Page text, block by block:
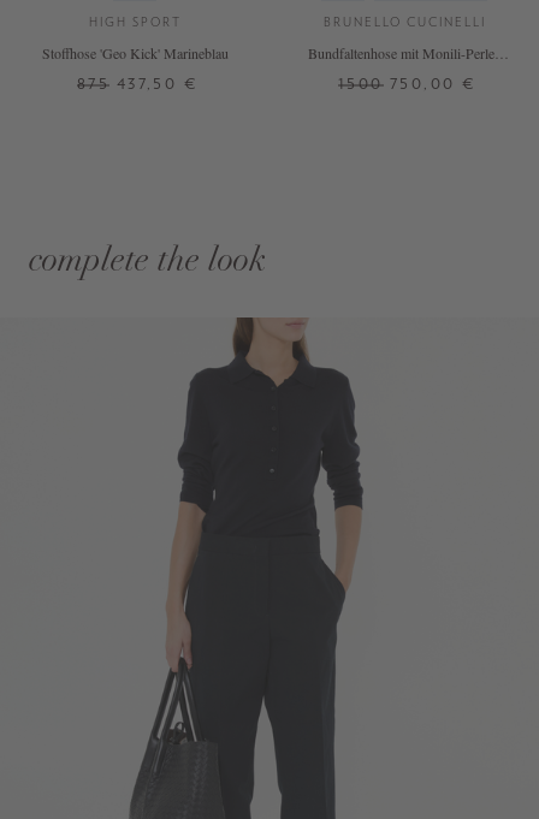
HIGH SPORT
Stoffhose 'Geo Kick' Marineblau
875 437,50 €
BRUNELLO CUCINELLI
Bundfaltenhose mit Monili-Perlen
1500 750,00 €
complete the look